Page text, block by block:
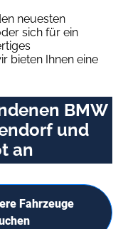
neuesten
sich für ein
bieten Ihnen eine
BMW
und
an
Fahrzeuge